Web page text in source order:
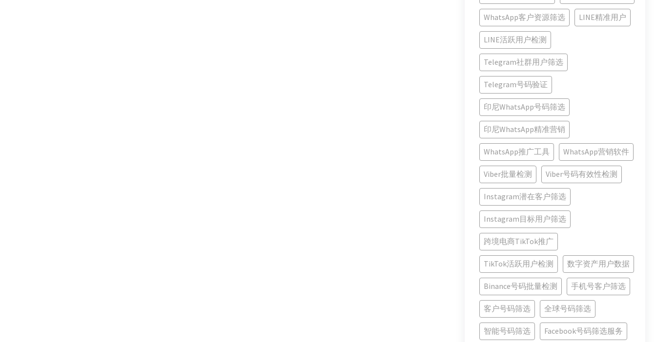
WhatsApp客户资源筛选 LINE精准用户
LINE活跃用户检测
Telegram社群用户筛选
Telegram号码验证
印尼WhatsApp号码筛选
印尼WhatsApp精准营销
WhatsApp推广工具 WhatsApp营销软件
Viber批量检测 Viber号码有效性检测
Instagram潜在客户筛选
Instagram目标用户筛选
跨境电商TikTok推广
TikTok活跃用户检测 数字资产用户数据
Binance号码批量检测 手机号客户筛选
客户号码筛选 全球号码筛选
智能号码筛选 Facebook号码筛选服务